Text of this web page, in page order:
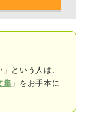
という人は、
集 」をお手本に